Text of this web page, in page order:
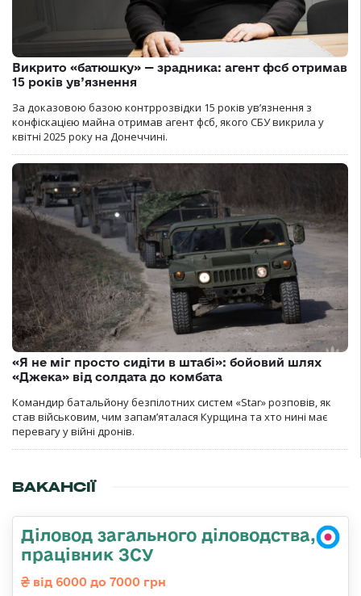
Викрито «батюшку» — зрадника: агент фсб отримав
15 років ув’язнення
За доказовою базою контррозвідки 15 років увʼязнення з
конфіскацією майна отримав агент фсб, якого СБУ викрила у
квітні 2025 року на Донеччині.
«Я не міг просто сидіти в штабі»: бойовий шлях
«Джека» від солдата до комбата
Командир батальйону безпілотних систем «Star» розповів, як
став військовим, чим запам’яталася Курщина та хто нині має
перевагу у війні дронів.
ВАКАНСІЇ
Діловод загального діловодства,
працівник ЗСУ
від 6000 до 7000 грн